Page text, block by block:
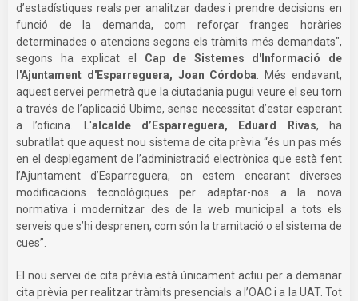
d’estadístiques reals per analitzar dades i prendre decisions en
funció de la demanda, com reforçar franges horàries
determinades o atencions segons els tràmits més demandats",
segons ha explicat el Cap de Sistemes d'Informació de
l'Ajuntament d'Esparreguera, Joan Córdoba . Més endavant,
aquest servei permetrà que la ciutadania pugui veure el seu torn
a través de l’aplicació Ubime, sense necessitat d’estar esperant
a l’oficina. L'alcalde d’Esparreguera, Eduard Rivas, ha
subratllat que aquest nou sistema de cita prèvia “és un pas més
en el desplegament de l’administració electrònica que està fent
l’Ajuntament d’Esparreguera, on estem encarant diverses
modificacions tecnològiques per adaptar-nos a la nova
normativa i modernitzar des de la web municipal a tots els
serveis que s’hi desprenen, com són la tramitació o el sistema de
cues”.
El nou servei de cita prèvia està únicament actiu per a demanar
cita prèvia per realitzar tràmits presencials a l’OAC i a la UAT. Tot